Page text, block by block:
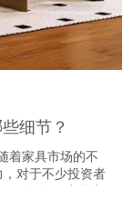
细节？
着家具市场的不
对于不少投资者
年全屋家具定